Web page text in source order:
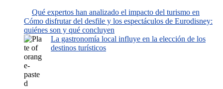
Qué expertos han analizado el impacto del turismo en
Cómo disfrutar del desfile y los espectáculos de Eurodisney:
quiénes son y qué concluyen
La gastronomía local influye en la elección de los
destinos turísticos